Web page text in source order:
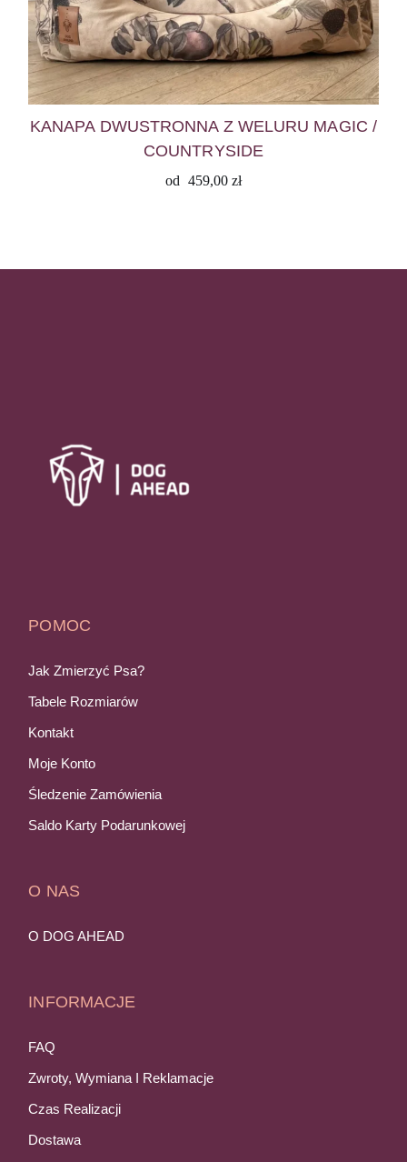
KANAPA DWUSTRONNA Z WELURU MAGIC /
COUNTRYSIDE
od 459,00 zł
POMOC
Jak Zmierzyć Psa?
Tabele Rozmiarów
Kontakt
Moje Konto
Śledzenie Zamówienia
Saldo Karty Podarunkowej
O NAS
O DOG AHEAD
INFORMACJE
FAQ
Zwroty, Wymiana I Reklamacje
Czas Realizacji
Dostawa